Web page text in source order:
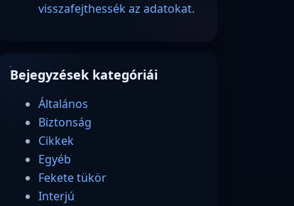
visszafejthessék az adatokat.
Bejegyzések kategóriái
Általános
Biztonság
Cikkek
Egyéb
Fekete tükör
Interjú